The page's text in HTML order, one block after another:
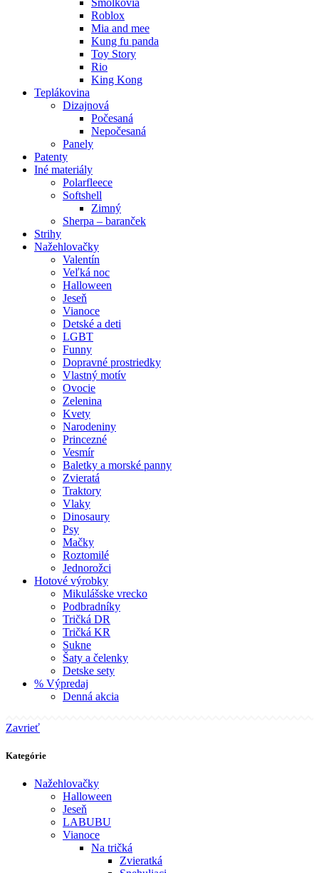
Roblox
Mia and mee
Kung fu panda
Toy Story
Rio
King Kong
Teplákovina
Dizajnová
Počesaná
Nepočesaná
Panely
Patenty
Iné materiály
Polarfleece
Softshell
Zimný
Sherpa – baranček
Strihy
Nažehlovačky
Valentín
Veľká noc
Halloween
Jeseň
Vianoce
Detské a deti
LGBT
Funny
Dopravné prostriedky
Vlastný motív
Ovocie
Zelenina
Kvety
Narodeniny
Princezné
Vesmír
Baletky a morské panny
Zvieratá
Traktory
Vlaky
Dinosaury
Psy
Mačky
Roztomilé
Jednorožci
Hotové výrobky
Mikulášske vrecko
Podbradníky
Tričká DR
Tričká KR
Sukne
Šaty a čelenky
Detske sety
% Výpredaj
Denná akcia
Zavrieť
Kategórie
Nažehlovačky
Halloween
Jeseň
LABUBU
Vianoce
Na tričká
Zvieratká